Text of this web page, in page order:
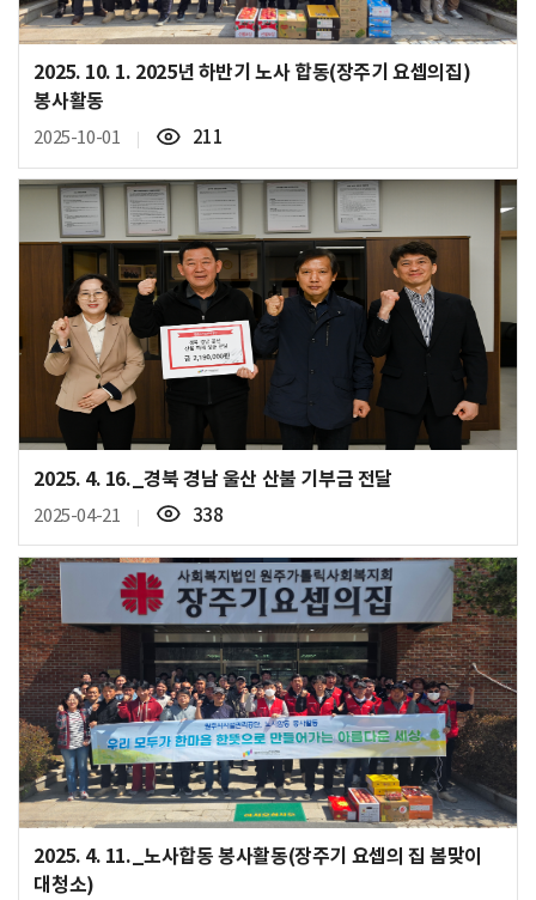
2025. 10. 1. 2025년 하반기 노사 합동(장주기 요셉의집)
봉사활동
2025-10-01
조
회
수
211
2025. 4. 16._경북 경남 울산 산불 기부금 전달
2025-04-21
조
회
수
338
2025. 4. 11._노사합동 봉사활동(장주기 요셉의 집 봄맞이
대청소)